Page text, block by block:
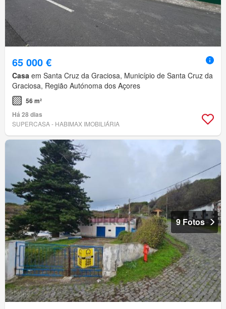
65 000 €
Casa em Santa Cruz da Graciosa, Município de Santa Cruz da
Graciosa, Região Autónoma dos Açores
56 m²
Há 28 dias
SUPERCASA - HABIMAX IMOBILIÁRIA
9 Fotos